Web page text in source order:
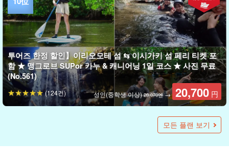
투어즈 한정 할인】이리오모테 섬 ⇆ 이시가키 섬 페리 티켓 포
함 ★ 맹그로브 SUPor 카누 & 캐니어닝 1일 코스 ★ 사진 무료
(No.561)
성인(중학생 이상)28,070엔→ 20,700 円
(124건)
투어즈 한정 할인】이리오모테 섬 ⇆ 이시가키 섬 페리 티켓 포
함★비경×절경을 만끽! 미즈노타키 폭포 맹그로브 SUP/카누 &
기적의 섬『바라스 섬』스노클링 투어★사진 무료 (No.378)
성인(중학생 이상)29,170엔→ 22,700 円
(78건)
투어즈 한정 할인】이리오모테 섬 ⇆ 이시가키 섬 페리 티켓 포
함★자연의 운동으로 놀자! 캐니어닝(협곡 래프팅) 반나절 코스
성인(중학생 이상)15,270엔→ 13,600 円
(88건)
투어즈 한정 할인】이리오모테 섬 ⇆ 이시가키 섬 페리 티켓 포
함★캐녀닝(협곡 래프팅) & 유부도 관광 투어★사진 무료
성인(중학생 이상)20,370엔→ 18,200 円
(82건)
투어즈 한정 할인】이리오모테 섬 ⇆ 이시가키 섬 페리 티켓 포
함★바라스 섬 스노클링&캐녀닝 투어★사진 무료 (No.543)
20,700 円
예약 중단: 【이시가키섬/투어 전세】 하루 1팀 한정! 프라이빗
반나절 또는 1일 아웃도어 투어 《장비 일체 대여·당일 투어에
반나절 코스(최대 4명)50,000 円
(3건)
접수중】【이시가키출발/도우미 동행】대인기 주유 플랜! 이리
오모테 섬・유부도・다케토미지마 3섬 순회 투어《기쁜 점심
성인(중학생 이상)14,900 円
(69건)
모든 플랜 보기